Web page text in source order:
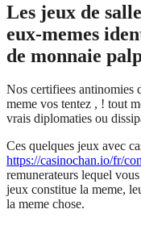
Les jeux de
eux-memes
de monnaie
Nos certifiees antinomies
meme vos tentez , ! tout
vrais diplomaties ou
Ces quelques jeux avec
https://casinochan.io/fr/
remunerateurs lequel
jeux constitue la meme,
la meme chose.